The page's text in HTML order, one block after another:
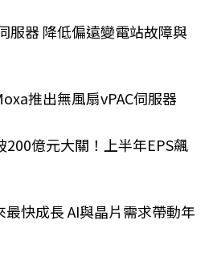
服器 降低偏遠變電站故障與
推出無風扇vPAC伺服器
200億元大關！上半年EPS飆
最快成長 AI與晶片需求帶動年